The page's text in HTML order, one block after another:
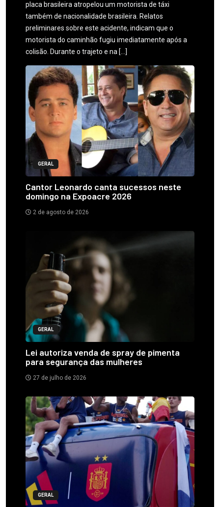
placa brasileira atropelou um motorista de táxi
também de nacionalidade brasileira. Relatos
preliminares sobre este acidente, indicam que o
motorista do caminhão fugiu imediatamente após a
colisão. Durante o trajeto e na […]
GERAL
Cantor Leonardo canta sucessos neste
domingo na Expoacre 2026
2 de agosto de 2026
GERAL
Lei autoriza venda de spray de pimenta
para segurança das mulheres
27 de julho de 2026
GERAL